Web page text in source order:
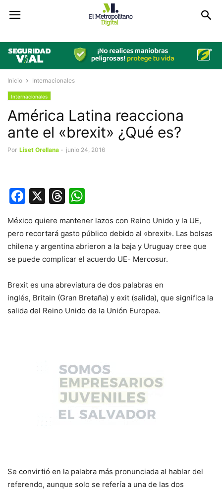
Inicio Internacionales
Internacionales
América Latina reacciona
ante el «brexit» ¿Qué es?
Por Liset Orellana - junio 24, 2016
Facebook
X Threads
México quiere mantener lazos con Reino Unido y la UE,
pero recortará gasto público debido al «brexit». Las bolsas
chilena y argentina abrieron a la baja y Uruguay cree que
se puede complicar el acuerdo UE- Mercosur.
Brexit es una abreviatura de dos palabras en
inglés, Britain (Gran Bretaña) y exit (salida), que significa la
salida del Reino Unido de la Unión Europea.
Se convirtió en la palabra más pronunciada al hablar del
referendo, aunque solo se refería a una de las dos